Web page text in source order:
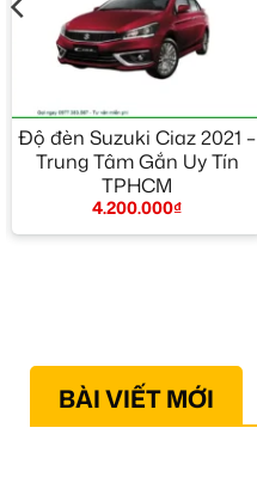
Độ đèn Suzuki Ciaz 2021 –
Trung Tâm Gắn Uy Tín
TPHCM
4.200.000₫
BÀI VIẾT MỚI